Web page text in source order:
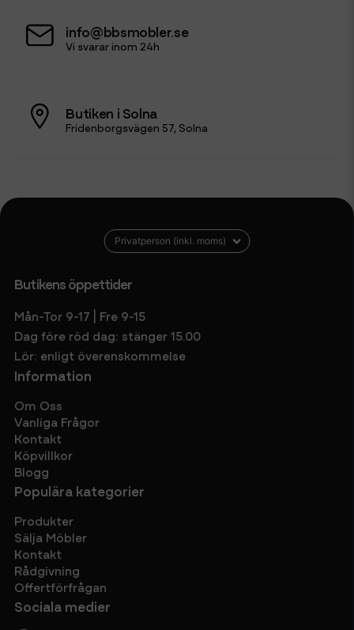
info@bbsmobler.se
Vi svarar inom 24h
Butiken i Solna
Fridenborgsvägen 57, Solna
Butikens öppettider
Mån-Tor 9-17 | Fre 9-15
Dag före röd dag: stänger 15.00
Lör: enligt överenskommelse
Information
Om Oss
Vanliga Frågor
Kontakt
Köpvillkor
Blogg
Populära kategorier
Produkter
Sälja Möbler
Kontakt
Rådgivning
Offertförfrågan
Sociala medier